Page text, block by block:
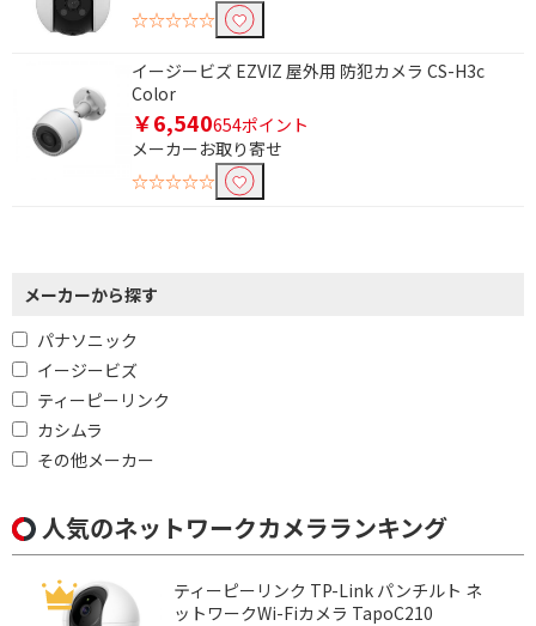
☆☆☆☆☆
イージービズ EZVIZ 屋外用 防犯カメラ CS-H3c
Color
￥6,540654ポイント
メーカーお取り寄せ
☆☆☆☆☆
メーカーから探す
パナソニック
イージービズ
ティーピーリンク
カシムラ
その他メーカー
人気のネットワークカメラランキング
ティーピーリンク TP-Link パンチルト ネ
ットワークWi-Fiカメラ TapoC210